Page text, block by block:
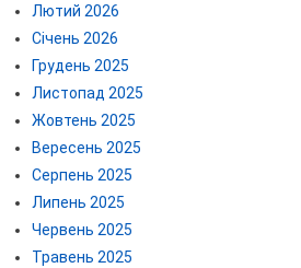
Лютий 2026
Січень 2026
Грудень 2025
Листопад 2025
Жовтень 2025
Вересень 2025
Серпень 2025
Липень 2025
Червень 2025
Травень 2025